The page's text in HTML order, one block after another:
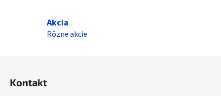
Akcia
Rôzne akcie
Kontakt